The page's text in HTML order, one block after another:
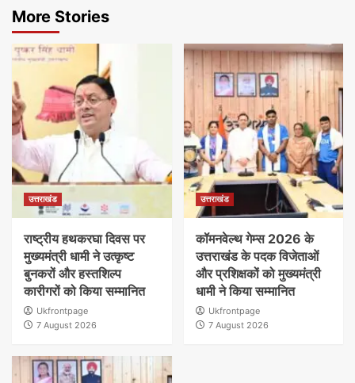
More Stories
उत्तराखंड
राष्ट्रीय हथकरघा दिवस पर
मुख्यमंत्री धामी ने उत्कृष्ट
बुनकरों और हस्तशिल्प
कारीगरों को किया सम्मानित
Ukfrontpage
7 August 2026
उत्तराखंड
कॉमनवेल्थ गेम्स 2026 के
उत्तराखंड के पदक विजेताओं
और प्रशिक्षकों को मुख्यमंत्री
धामी ने किया सम्मानित
Ukfrontpage
7 August 2026